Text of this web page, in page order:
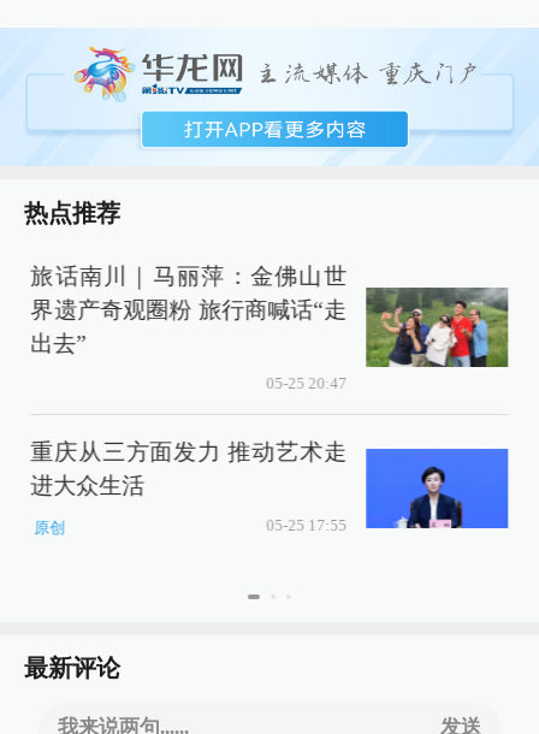
热点推荐
旅话南川｜马丽萍：金佛山世
界遗产奇观圈粉 旅行商喊话“走
出去”
05-25 20:47
重庆从三方面发力 推动艺术走
进大众生活
原创 05-25 17:55
最新评论
我来说两句...... 发送